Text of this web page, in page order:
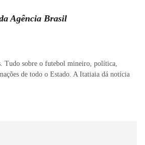
Agência Brasil
Tudo sobre o futebol mineiro, política,
de todo o Estado. A Itatiaia dá notícia